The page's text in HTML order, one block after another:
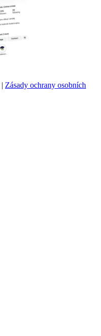
| Zásady ochrany osobních